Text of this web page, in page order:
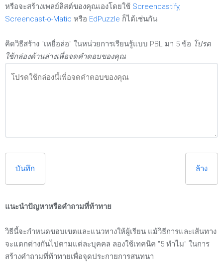
หรือจะสร้างเพลย์ลิสต์ของคุณเองโดยใช้ Screencastify,
Screencast-o-Matic หรือ EdPuzzle ก็ได้เช่นกัน
คิดวิธีสร้าง "เหยื่อล่อ" ในหน่วยการเรียนรู้แบบ PBL มา 5 ข้อ โปรด
ใช้กล่องด้านล่างเพื่อจดคำตอบของคุณ
บันทึก ล้าง
แนะนำปัญหาหรือคำถามที่ท้าทาย
วิธีนี้จะกำหนดขอบเขตและแนวทางให้ผู้เรียน แม้วิธีการและเส้นทาง
จะแตกต่างกันไปตามแต่ละบุคคล ลองใช้เทคนิค "5 ทำไม" ในการ
สร้างคำถามที่ท้าทายเพื่อจุดประกายการสนทนา